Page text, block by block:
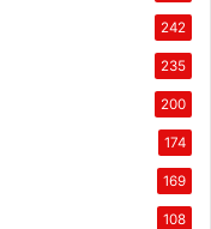
242
235
200
174
169
108